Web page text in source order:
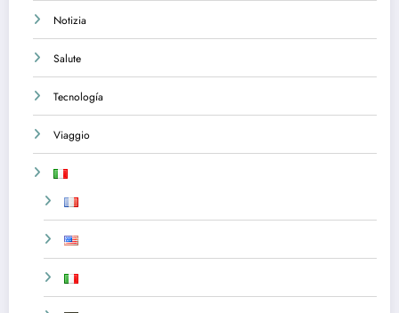
Notizia
Salute
Tecnología
Viaggio